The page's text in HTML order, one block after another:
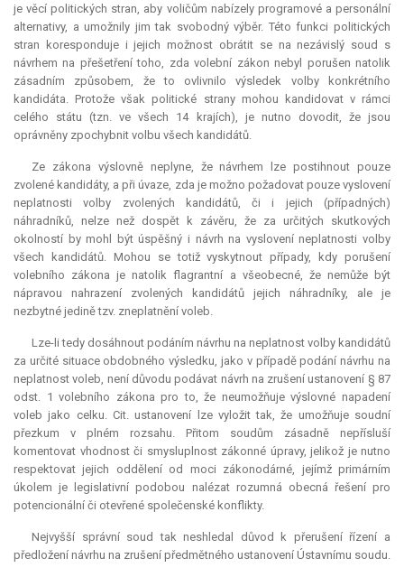
je věcí politických stran, aby voličům nabízely programové a personální
alternativy, a umožnily jim tak svobodný výběr. Této funkci politických
stran koresponduje i jejich možnost obrátit se na nezávislý soud s
návrhem na přešetření toho, zda volební zákon nebyl porušen natolik
zásadním způsobem, že to ovlivnilo výsledek volby konkrétního
kandidáta. Protože však politické strany mohou kandidovat v rámci
celého státu (tzn. ve všech 14 krajích), je nutno dovodit, že jsou
oprávněny zpochybnit volbu všech kandidátů.
Ze zákona výslovně neplyne, že návrhem lze postihnout pouze
zvolené kandidáty, a při úvaze, zda je možno požadovat pouze vyslovení
neplatnosti volby zvolených kandidátů, či i jejich (případných)
náhradníků, nelze než dospět k závěru, že za určitých skutkových
okolností by mohl být úspěšný i návrh na vyslovení neplatnosti volby
všech kandidátů. Mohou se totiž vyskytnout případy, kdy porušení
volebního zákona je natolik flagrantní a všeobecné, že nemůže být
nápravou nahrazení zvolených kandidátů jejich náhradníky, ale je
nezbytné jedině tzv. zneplatnění voleb.
Lze-li tedy dosáhnout podáním návrhu na neplatnost volby kandidátů
za určité situace obdobného výsledku, jako v případě podání návrhu na
neplatnost voleb, není důvodu podávat návrh na zrušení ustanovení § 87
odst. 1 volebního zákona pro to, že neumožňuje výslovné napadení
voleb jako celku. Cit. ustanovení lze vyložit tak, že umožňuje soudní
přezkum v plném rozsahu. Přitom soudům zásadně nepřísluší
komentovat vhodnost či smysluplnost zákonné úpravy, jelikož je nutno
respektovat jejich oddělení od moci zákonodárné, jejímž primárním
úkolem je legislativní podobou nalézat rozumná obecná řešení pro
potencionální či otevřené společenské konflikty.
Nejvyšší správní soud tak neshledal důvod k přerušení řízení a
předložení návrhu na zrušení předmětného ustanovení Ústavnímu soudu.